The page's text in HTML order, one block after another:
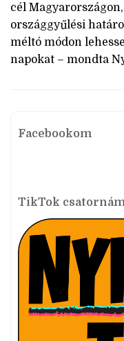
cél
országgyűlési
méltó módon
napokat – mondta
Facebookom
TikTok